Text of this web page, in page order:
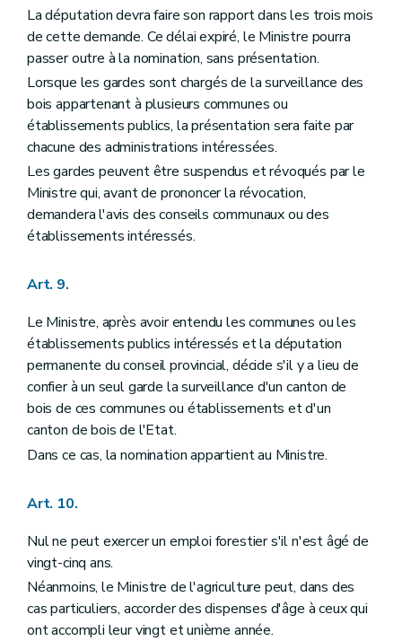
Art. 142
Art. 143
Art. 144
Art. 145
Art. 146
Art. 147
Section 2
De l'exécution des jugements
Art. 148
Art. 149
Art. 150
Art. 151
Art. 152
Art. 153
Titre XII Des peines et condamnations pour tous les bois et forêts en général
Art. 156
Art. 158
Art. 159
Art. 160
Art. 161
Art. 162
Art. 163
Art. 164
Art. 166
Art. 169
Art. 171
Art. 172
Art. 173
Art. 174
Art. 175
Art. 176
La députation devra faire son rapport dans les trois mois
de cette demande. Ce délai expiré, le Ministre pourra
passer outre à la nomination, sans présentation.
Lorsque les gardes sont chargés de la surveillance des
bois appartenant à plusieurs communes ou
établissements publics, la présentation sera faite par
chacune des administrations intéressées.
Les gardes peuvent être suspendus et révoqués par le
Ministre qui, avant de prononcer la révocation,
demandera l'avis des conseils communaux ou des
établissements intéressés.
Art. 9.
Le Ministre, après avoir entendu les communes ou les
établissements publics intéressés et la députation
permanente du conseil provincial, décide s'il y a lieu de
confier à un seul garde la surveillance d'un canton de
bois de ces communes ou établissements et d'un
canton de bois de l'Etat.
Dans ce cas, la nomination appartient au Ministre.
Art. 10.
Nul ne peut exercer un emploi forestier s'il n'est âgé de
vingt-cinq ans.
Néanmoins, le Ministre de l'agriculture peut, dans des
cas particuliers, accorder des dispenses d'âge à ceux qui
ont accompli leur vingt et unième année.